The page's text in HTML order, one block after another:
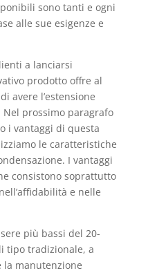
sono tanti e ogni
alle sue esigenze e
a lanciarsi
prodotto offre al
avere l’estensione
prossimo paragrafo
i vantaggi di questa
le caratteristiche
I vantaggi
consistono soprattutto
e nelle
più bassi del 20-
tipo tradizionale, a
manutenzione